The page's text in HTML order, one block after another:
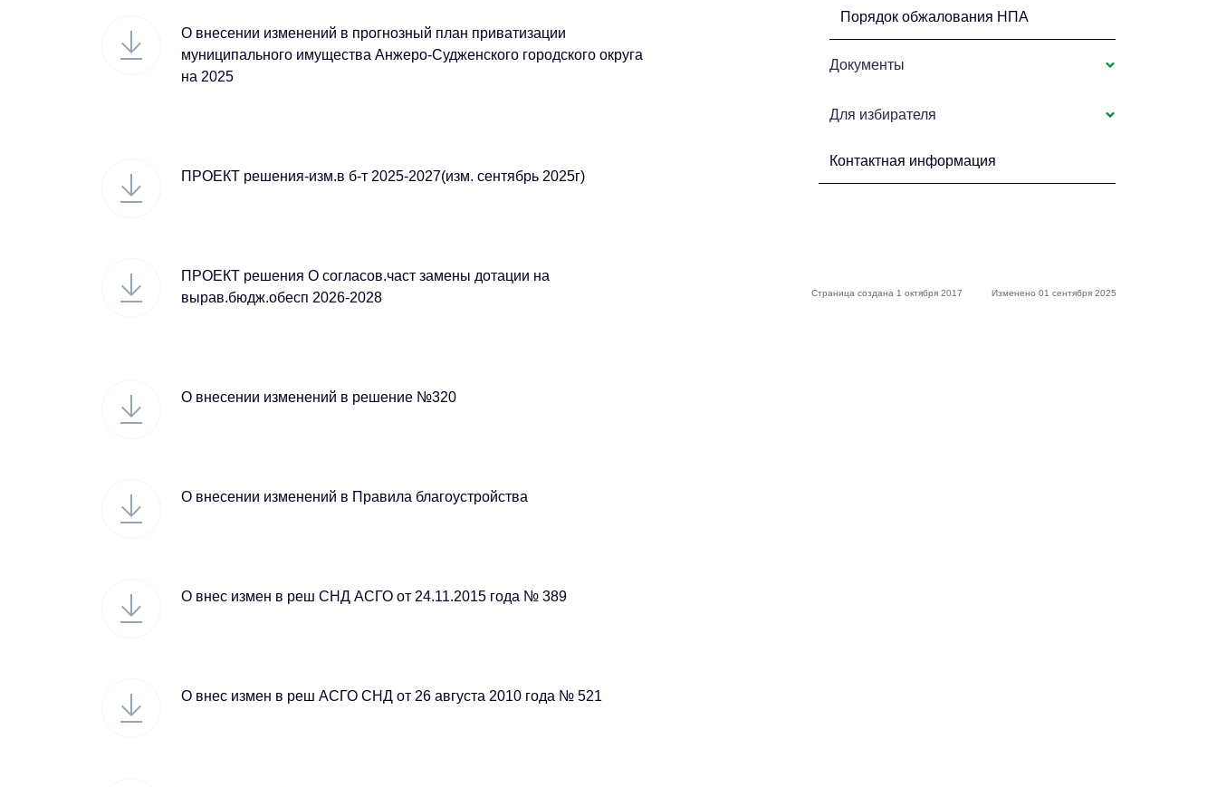
О внесении изменений в прогнозный план приватизации
муниципального имущества Анжеро-Судженского городского округа
на 2025
ПРОЕКТ решения-изм.в б-т 2025-2027(изм. сентябрь 2025г)
ПРОЕКТ решения О согласов.част замены дотации на
вырав.бюдж.обесп 2026-2028
О внесении изменений в решение №320
О внесении изменений в Правила благоустройства
О внес измен в реш СНД АСГО от 24.11.2015 года № 389
О внес измен в реш АСГО СНД от 26 августа 2010 года № 521
Порядок обжалования НПА
Документы
Для избирателя
Контактная информация
Страница создана 1 октября 2017 Изменено 01 сентября 2025